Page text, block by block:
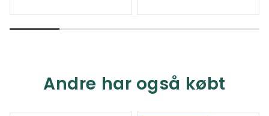
Andre har også købt